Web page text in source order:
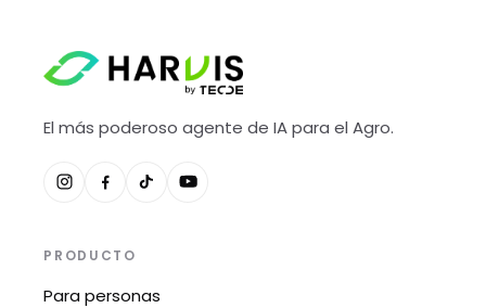
El más poderoso agente de IA para el Agro.
PRODUCTO
Para personas